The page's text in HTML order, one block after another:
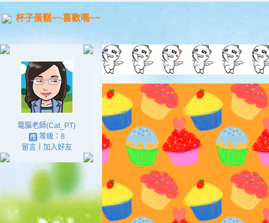
杯子蛋糕~~喜歡嗎~~
電腦老師(Cat_PT)
等級：8
留言｜ 加入好友